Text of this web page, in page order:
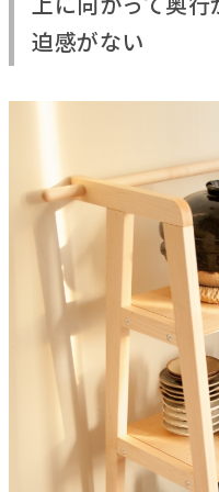
迫感がない